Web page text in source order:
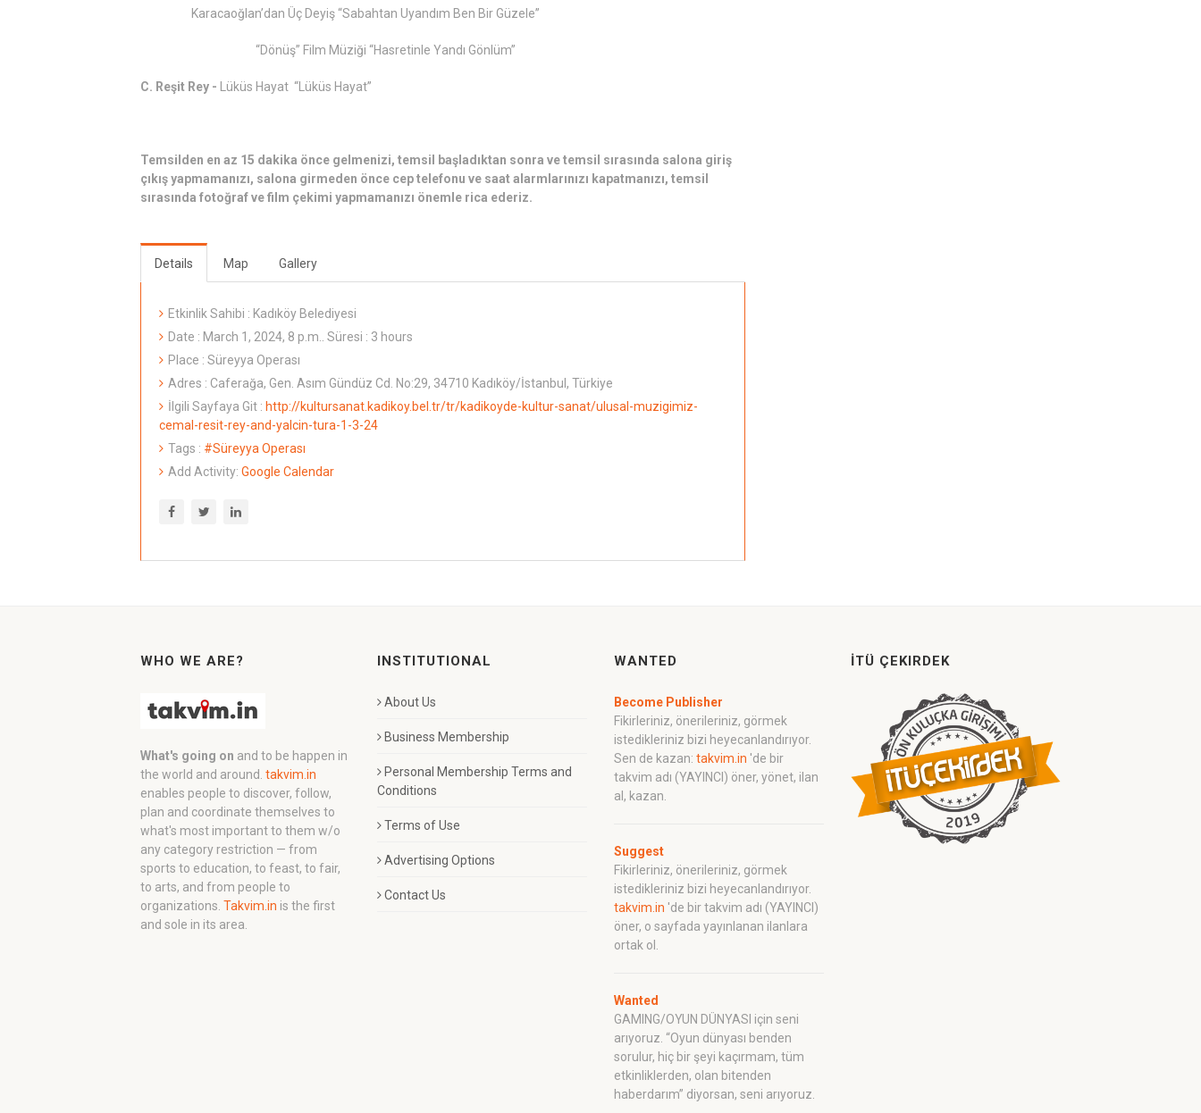
Karacaoğlan’dan Üç Deyiş “Sabahtan Uyandım Ben Bir Güzele”
“Dönüş” Film Müziği “Hasretinle Yandı Gönlüm”
C. Reşit Rey - Lüküs Hayat “Lüküs Hayat”
Temsilden en az 15 dakika önce gelmenizi, temsil başladıktan sonra ve temsil sırasında salona giriş
çıkış yapmamanızı, salona girmeden önce cep telefonu ve saat alarmlarınızı kapatmanızı, temsil
sırasında fotoğraf ve film çekimi yapmamanızı önemle rica ederiz.
Details Map Gallery
Etkinlik Sahibi : Kadıköy Belediyesi
Date : March 1, 2024, 8 p.m.. Süresi : 3 hours
Place : Süreyya Operası
Adres : Caferağa, Gen. Asım Gündüz Cd. No:29, 34710 Kadıköy/İstanbul, Türkiye
İlgili Sayfaya Git : http://kultursanat.kadikoy.bel.tr/tr/kadikoyde-kultur-sanat/ulusal-muzigimiz-
cemal-resit-rey-and-yalcin-tura-1-3-24
Tags : #Süreyya Operası
Add Activity: Google Calendar
WHO WE ARE?
What's going on and to be happen in
the world and around. takvim.in
enables people to discover, follow,
plan and coordinate themselves to
what's most important to them w/o
any category restriction — from
sports to education, to feast, to fair,
to arts, and from people to
organizations. Takvim.in is the first
and sole in its area.
INSTITUTIONAL
About Us
Business Membership
Personal Membership Terms and
Conditions
Terms of Use
Advertising Options
Contact Us
WANTED
Become Publisher
Fikirleriniz, önerileriniz, görmek
istedikleriniz bizi heyecanlandırıyor.
Sen de kazan: takvim.in 'de bir
takvim adı (YAYINCI) öner, yönet, ilan
al, kazan.
Suggest
Fikirleriniz, önerileriniz, görmek
istedikleriniz bizi heyecanlandırıyor.
takvim.in 'de bir takvim adı (YAYINCI)
öner, o sayfada yayınlanan ilanlara
ortak ol.
Wanted
GAMING/OYUN DÜNYASI için seni
arıyoruz. “Oyun dünyası benden
sorulur, hiç bir şeyi kaçırmam, tüm
etkinliklerden, olan bitenden
haberdarım” diyorsan, seni arıyoruz.
İTÜ ÇEKIRDEK